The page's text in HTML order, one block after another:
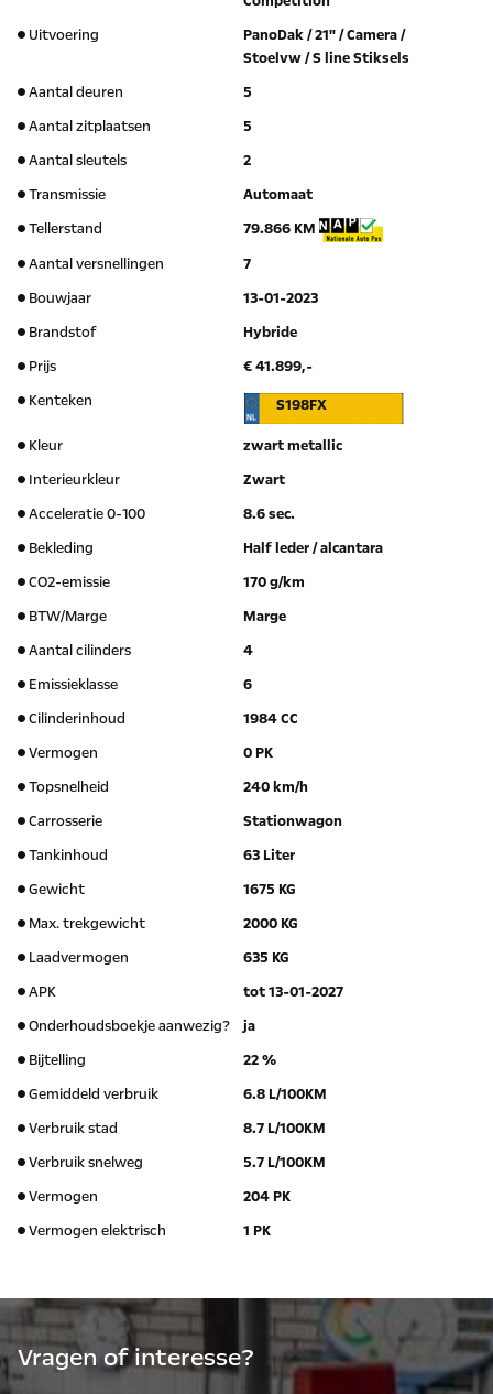
Uitvoering
PanoDak / 21" / Camera /
Stoelvw / S line Stiksels
Aantal deuren
5
Aantal zitplaatsen
5
Aantal sleutels
2
Transmissie
Automaat
Tellerstand
79.866 KM
Aantal versnellingen
7
Bouwjaar
13-01-2023
Brandstof
Hybride
Prijs
€ 41.899,-
Kenteken
S198FX
Kleur
zwart metallic
Interieurkleur
Zwart
Acceleratie 0-100
8.6 sec.
Bekleding
Half leder / alcantara
CO2-emissie
170 g/km
BTW/Marge
Marge
Aantal cilinders
4
Emissieklasse
6
Cilinderinhoud
1984 CC
Vermogen
0 PK
Topsnelheid
240 km/h
Carrosserie
Stationwagon
Tankinhoud
63 Liter
Gewicht
1675 KG
Max. trekgewicht
2000 KG
Laadvermogen
635 KG
APK
tot 13-01-2027
Onderhoudsboekje aanwezig?
ja
Bijtelling
22 %
Gemiddeld verbruik
6.8 L/100KM
Verbruik stad
8.7 L/100KM
Verbruik snelweg
5.7 L/100KM
Vermogen
204 PK
Vermogen elektrisch
1 PK
Vragen of interesse?